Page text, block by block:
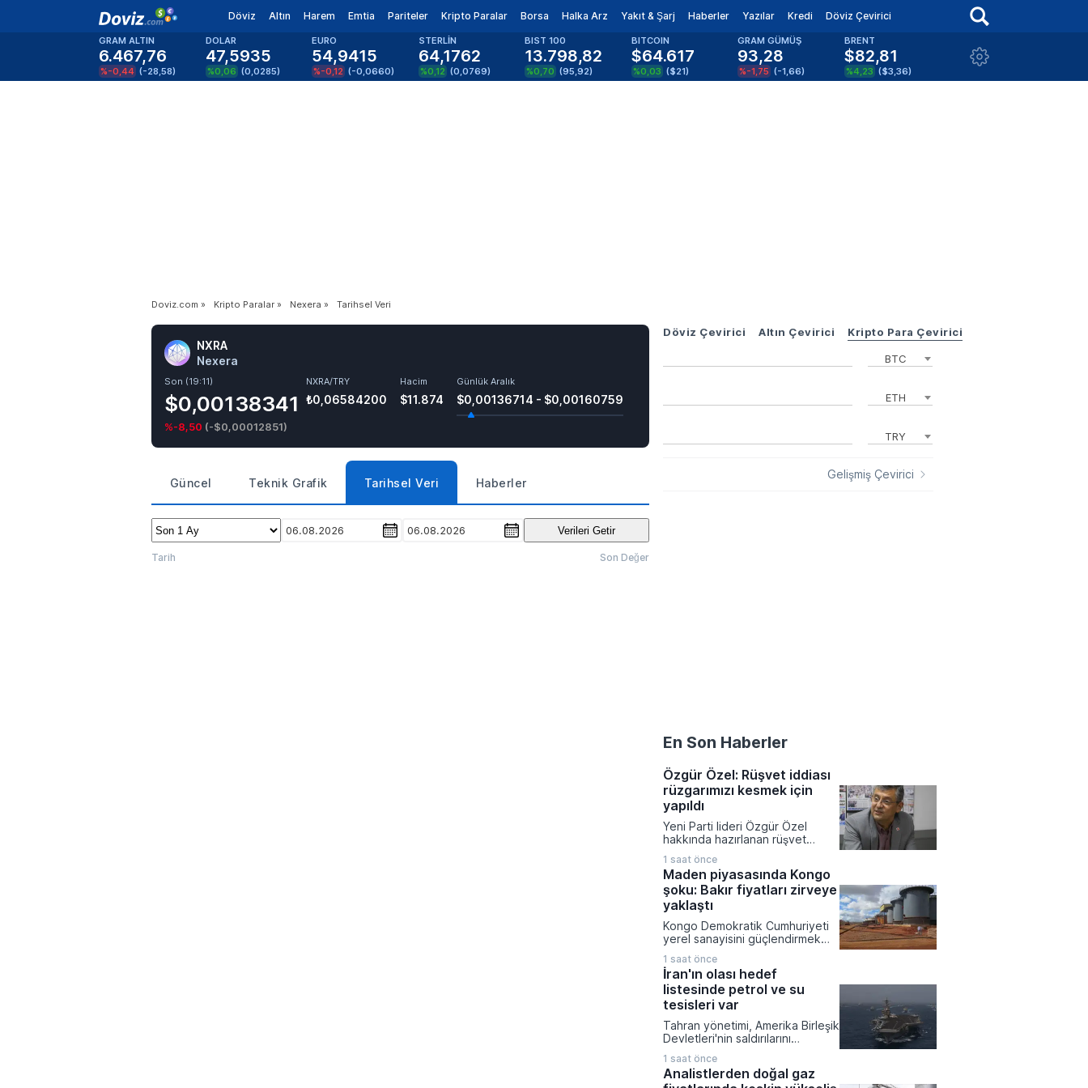
Döviz Altın Harem Emtia Pariteler Kripto Paralar Borsa Halka Arz Yakıt & Şarj Haberler Yazılar Kredi Döviz Çevirici
GRAM ALTIN
6.467,76
%-0,44 (-28,58)
DOLAR
47,5935
%0,06 (0,0285)
EURO
54,9415
%-0,12 (-0,0660)
STERLİN
64,1762
%0,12 (0,0769)
BIST 100
13.798,82
%0,70 (95,92)
BITCOIN
$64.617
%0,03 ($21)
GRAM GÜMÜŞ
93,28
%-1,75 (-1,66)
BRENT
$82,81
%4,23 ($3,36)
Doviz.com » Kripto Paralar » Nexera » Tarihsel Veri
NXRA
Nexera
Son (19:11)
$0,00138341
%-8,50 (-$0,00012851)
NXRA/TRY
₺0,06584200
Hacim
$11.874
Günlük Aralık
$0,00136714 - $0,00160759
Güncel Teknik Grafik Tarihsel Veri Haberler
06.08.2026 06.08.2026 Verileri Getir
Tarih Son Değer
Döviz Çevirici Altın Çevirici Kripto Para Çevirici
BTC
ETH
TRY
Gelişmiş Çevirici
En Son Haberler
Özgür Özel: Rüşvet iddiası
rüzgarımızı kesmek için
yapıldı
Yeni Parti lideri Özgür Özel
hakkında hazırlanan rüşvet
güncel oy potansiyeline dair
çarpıcı açıklamalarda bulundu.
Gazeteci Murat Yetkin'e
konuşan Özel, dokunulmazlık
taleplerini siyasi bir hamle olarak
nitelendirirken partisinin bağış
kampanyasıyla topladığı
rakamları paylaştı.
1 saat önce
Maden piyasasında Kongo
şoku: Bakır fiyatları zirveye
yaklaştı
Kongo Demokratik Cumhuriyeti
yerel sanayisini güçlendirmek
kısıtlama getirdi. Bakır ve kobalt
konsantresi sevkiyatını durduran
yeni düzenleme, stratejik
durumlarda bir yıla kadar
veriyor.
1 saat önce
İran'ın olası hedef
listesinde petrol ve su
tesisleri var
Tahran yönetimi, Amerika Birleşik
Devletleri'nin saldırılarını
ülkelerindeki petrol, elektrik ve
su tesislerini hedef alabileceğine
1 saat önce
Analistlerden doğal gaz